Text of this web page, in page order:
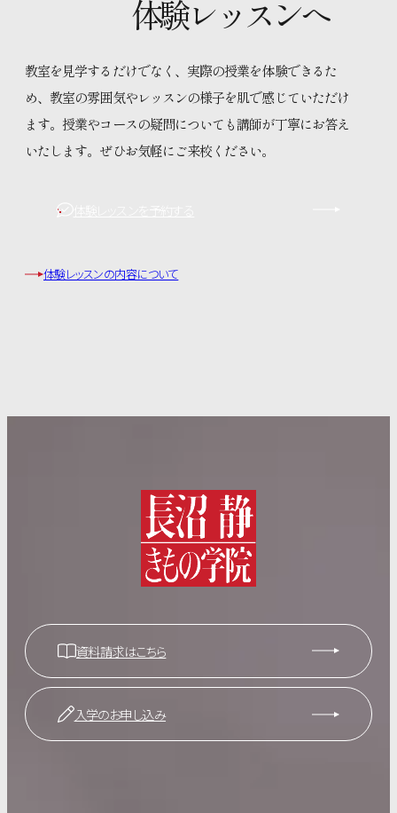
体験レッスンへ
教室を見学するだけでなく、実際の授業を体験できるた
め、教室の雰囲気やレッスンの様子を肌で感じていただけ
ます。授業やコースの疑問についても講師が丁寧にお答え
いたします。ぜひお気軽にご来校ください。
体験レッスンの内容について
資料請求はこちら
入学のお申し込み